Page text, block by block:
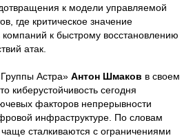
к модели управляемой
где критическое значение
компаний к быстрому восстановлению
атак.
Астра» Антон Шмаков в своем
киберустойчивость сегодня
факторов непрерывности
инфраструктуре. По словам
сталкиваются с ограничениями